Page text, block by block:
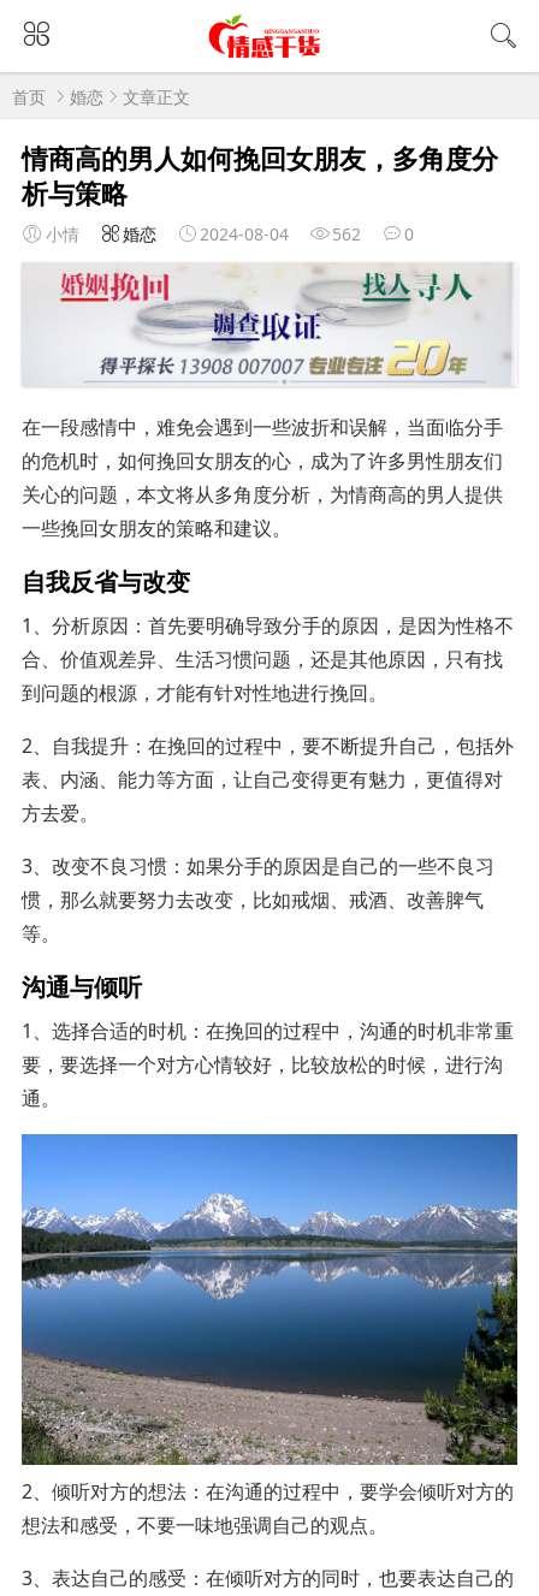
首页 婚恋 文章正文
情商高的男人如何挽回女朋友，多角度分
析与策略
小情 婚恋 2024-08-04 562 0
在一段感情中，难免会遇到一些波折和误解，当面临分手
的危机时，如何挽回女朋友的心，成为了许多男性朋友们
关心的问题，本文将从多角度分析，为情商高的男人提供
一些挽回女朋友的策略和建议。
自我反省与改变
1、分析原因：首先要明确导致分手的原因，是因为性格不
合、价值观差异、生活习惯问题，还是其他原因，只有找
到问题的根源，才能有针对性地进行挽回。
2、自我提升：在挽回的过程中，要不断提升自己，包括外
表、内涵、能力等方面，让自己变得更有魅力，更值得对
方去爱。
3、改变不良习惯：如果分手的原因是自己的一些不良习
惯，那么就要努力去改变，比如戒烟、戒酒、改善脾气
等。
沟通与倾听
1、选择合适的时机：在挽回的过程中，沟通的时机非常重
要，要选择一个对方心情较好，比较放松的时候，进行沟
通。
2、倾听对方的想法：在沟通的过程中，要学会倾听对方的
想法和感受，不要一味地强调自己的观点。
3、表达自己的感受：在倾听对方的同时，也要表达自己的